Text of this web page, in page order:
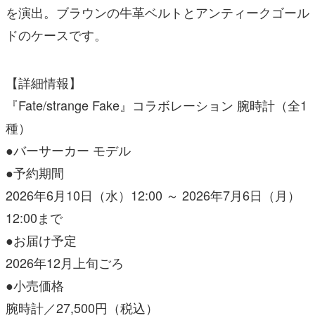
を演出。ブラウンの牛革ベルトとアンティークゴール
ドのケースです。
【詳細情報】
『Fate/strange Fake』コラボレーション 腕時計（全1
種）
●バーサーカー モデル
●予約期間
2026年6月10日（水）12:00 ～ 2026年7月6日（月）
12:00まで
●お届け予定
2026年12月上旬ごろ
●小売価格
腕時計／27,500円（税込）